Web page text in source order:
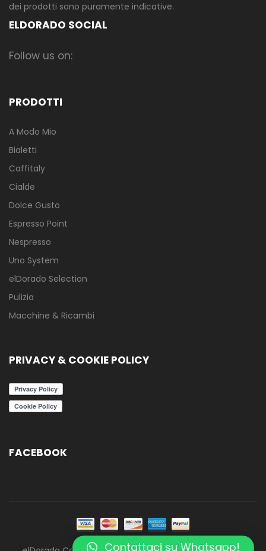
dei prodotti sono puramente indicative.
ELDORADO SOCIAL
Follow us on:
PRODOTTI
A Modo Mio
Bialetti
Caffitaly
Cialde
Dolce Gusto
Espresso Point
Nespresso
Uno System
elDorado Selection
Pulizia
Macchine & Ricambi
PRIVACY & COOKIE POLICY
FACEBOOK
Contattaci su Whatsapp!